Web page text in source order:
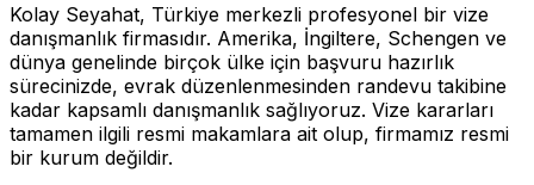
Kolay Seyahat, Türkiye merkezli profesyonel bir vize
danışmanlık firmasıdır. Amerika, İngiltere, Schengen ve
dünya genelinde birçok ülke için başvuru hazırlık
sürecinizde, evrak düzenlenmesinden randevu takibine
kadar kapsamlı danışmanlık sağlıyoruz. Vize kararları
tamamen ilgili resmi makamlara ait olup, firmamız resmi
bir kurum değildir.